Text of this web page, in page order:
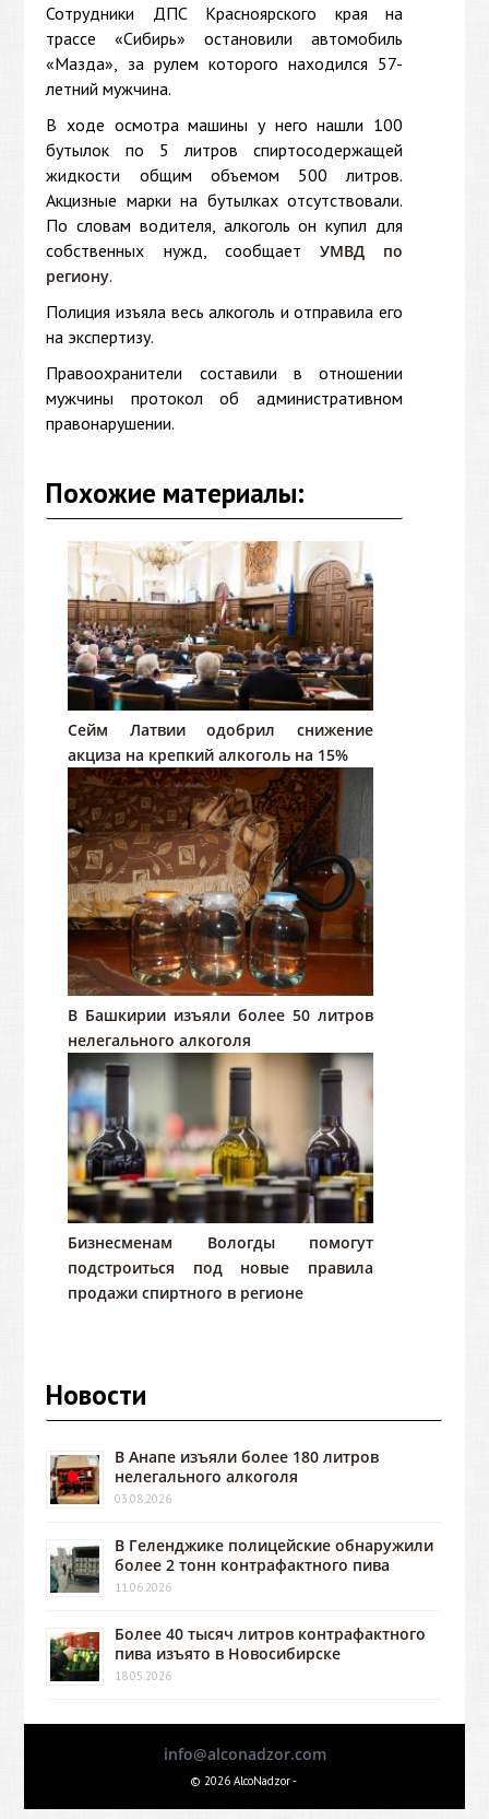
Сотрудники ДПС Красноярского края на
трассе «Сибирь» остановили автомобиль
«Мазда», за рулем которого находился 57-
летний мужчина.
В ходе осмотра машины у него нашли 100
бутылок по 5 литров спиртосодержащей
жидкости общим объемом 500 литров.
Акцизные марки на бутылках отсутствовали.
По словам водителя, алкоголь он купил для
собственных нужд, сообщает УМВД по
региону.
Полиция изъяла весь алкоголь и отправила его
на экспертизу.
Правоохранители составили в отношении
мужчины протокол об административном
правонарушении.
Похожие материалы:
Сейм Латвии одобрил снижение
акциза на крепкий алкоголь на 15%
В Башкирии изъяли более 50 литров
нелегального алкоголя
Бизнесменам Вологды помогут
подстроиться под новые правила
продажи спиртного в регионе
Новости
В Анапе изъяли более 180 литров
нелегального алкоголя
03.08.2026
В Геленджике полицейские обнаружили
более 2 тонн контрафактного пива
11.06.2026
Более 40 тысяч литров контрафактного
пива изъято в Новосибирске
18.05.2026
info@alconadzor.com
© 2026 AlcoNadzor -